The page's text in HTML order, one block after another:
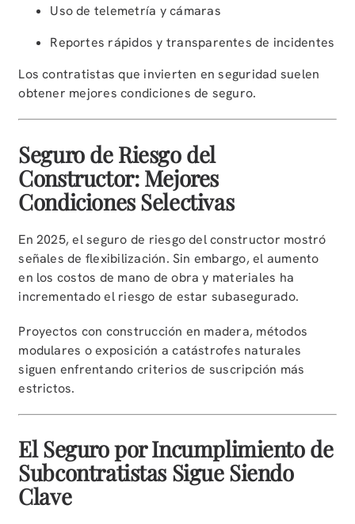
Uso de telemetría y cámaras
Reportes rápidos y transparentes de incidentes
Los contratistas que invierten en seguridad suelen
obtener mejores condiciones de seguro.
Seguro de Riesgo del
Constructor: Mejores
Condiciones Selectivas
En 2025, el seguro de riesgo del constructor mostró
señales de flexibilización. Sin embargo, el aumento
en los costos de mano de obra y materiales ha
incrementado el riesgo de estar subasegurado.
Proyectos con construcción en madera, métodos
modulares o exposición a catástrofes naturales
siguen enfrentando criterios de suscripción más
estrictos.
El Seguro por Incumplimiento de
Subcontratistas Sigue Siendo
Clave